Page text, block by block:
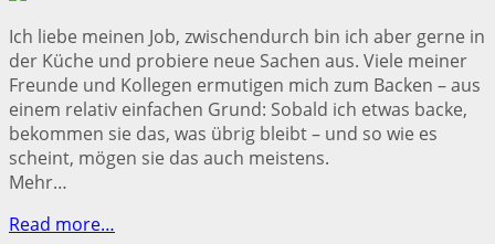
Ich liebe meinen Job, zwischendurch bin ich aber gerne in
der Küche und probiere neue Sachen aus. Viele meiner
Freunde und Kollegen ermutigen mich zum Backen – aus
einem relativ einfachen Grund: Sobald ich etwas backe,
bekommen sie das, was übrig bleibt – und so wie es
scheint, mögen sie das auch meistens.
Mehr…
Read more…